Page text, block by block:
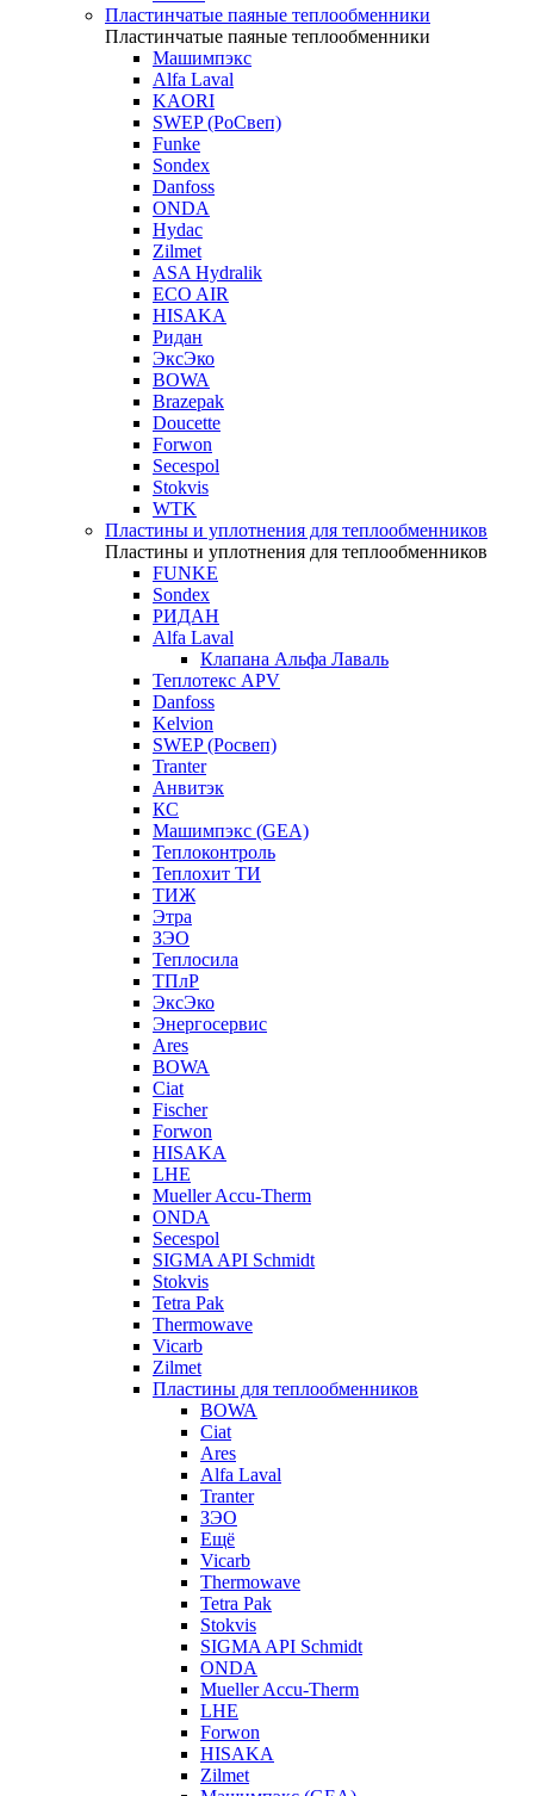
Пластинчатые паяные теплообменники
Пластинчатые паяные теплообменники
Машимпэкс
Alfa Laval
KAORI
SWEP (РоСвеп)
Funke
Sondex
Danfoss
ONDA
Hydac
Zilmet
ASA Hydralik
ECO AIR
HISAKA
Ридан
ЭксЭко
BOWA
Brazepak
Doucette
Forwon
Secespol
Stokvis
WTK
Пластины и уплотнения для теплообменников
Пластины и уплотнения для теплообменников
FUNKE
Sondex
РИДАН
Alfa Laval
Клапана Альфа Лаваль
Теплотекс APV
Danfoss
Kelvion
SWEP (Росвеп)
Tranter
Анвитэк
КС
Машимпэкс (GEA)
Теплоконтроль
Теплохит ТИ
ТИЖ
Этра
ЗЭО
Теплосила
ТПлР
ЭксЭко
Энергосервис
Ares
BOWA
Ciat
Fischer
Forwon
HISAKA
LHE
Mueller Accu-Therm
ONDA
Secespol
SIGMA API Schmidt
Stokvis
Tetra Pak
Thermowave
Vicarb
Zilmet
Пластины для теплообменников
BOWA
Ciat
Ares
Alfa Laval
Tranter
ЗЭО
Ещё
Vicarb
Thermowave
Tetra Pak
Stokvis
SIGMA API Schmidt
ONDA
Mueller Accu-Therm
LHE
Forwon
HISAKA
Zilmet